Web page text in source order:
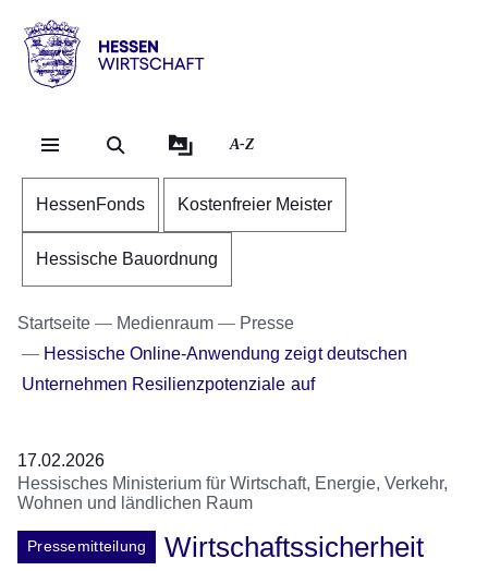
Hessen
Wirtschaft
A-Z
HessenFonds Kostenfreier Meister
Hessische Bauordnung
Startseite Medienraum
Presse
Hessische Online-Anwendung zeigt deutschen
Unternehmen Resilienzpotenziale auf
17.02.2026
Hessisches Ministerium für Wirtschaft, Energie, Verkehr,
Wohnen und ländlichen Raum
Pressemitteilung
Wirtschaftssicherheit